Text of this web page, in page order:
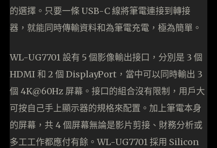
的選擇。只要一條 USB-C 線將筆電連接到轉接
器，就能同時傳輸資料和為筆電充電，極為簡單。
WL-UG7701 設有 5 個影像輸出接口，分別是 3 個
HDMI 和 2 個 DisplayPort，當中可以同時輸出 3
個 4K@60Hz 屏幕。接口的組合沒有限制，用戶大
可按自己手上顯示器的規格來配置。加上筆電本身
的屏幕，共 4 個屏幕無論是影片剪接、財務分析或
多工工作都應付有餘。WL-UG7701 採用 Silicon